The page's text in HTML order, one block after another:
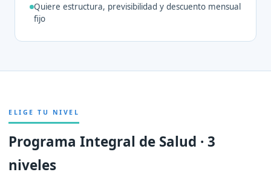
Quiere estructura, previsibilidad y descuento mensual
fijo
ELIGE TU NIVEL
Programa Integral de Salud · 3
niveles